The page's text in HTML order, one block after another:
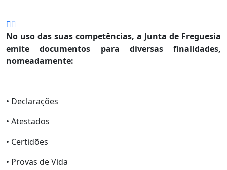
No uso das suas competências, a Junta de Freguesia
emite documentos para diversas finalidades,
nomeadamente:
• Declarações
• Atestados
• Certidões
• Provas de Vida